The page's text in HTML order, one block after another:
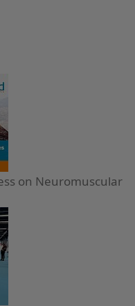
on Neuromuscular